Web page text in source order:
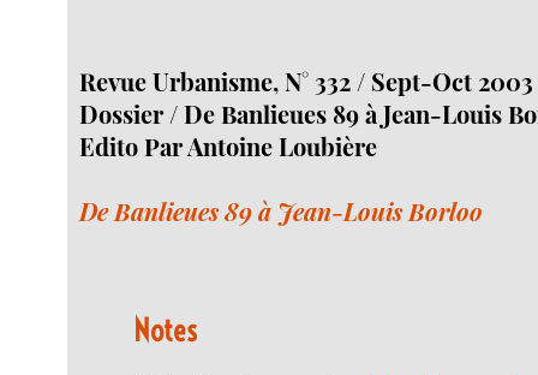
Revue Urbanisme, N° 332 / Sept-Oct 2003
Dossier / De Banlieues 89 à Jean-Louis
Edito Par Antoine Loubière
De Banlieues 89 à Jean-Louis Borloo
Notes